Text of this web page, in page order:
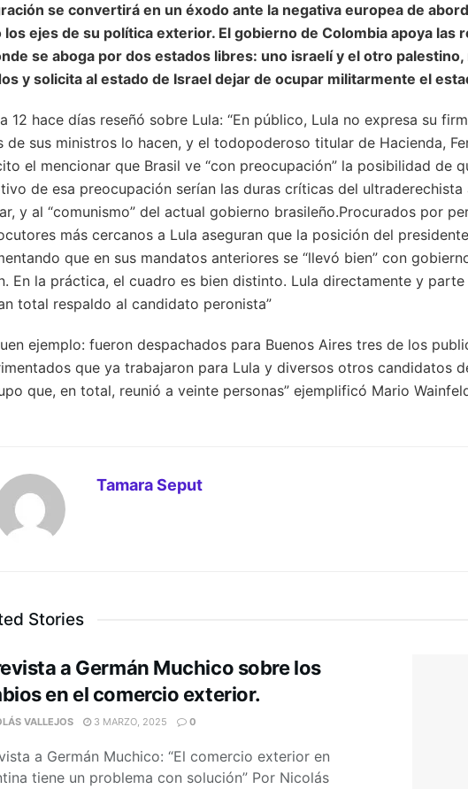
se convertirá en un éxodo ante la negativa europea de
los ejes de su política exterior. El gobierno de Colombia apoya las
se aboga por dos estados libres: uno israelí y el otro
y solicita al estado de Israel dejar de ocupar militarmente el
12 hace días reseñó sobre Lula: “En público, Lula no expresa su
de sus ministros lo hacen, y el todopoderoso titular de Hacienda,
el mencionar que Brasil ve “con preocupación” la posibilidad de
de esa preocupación serían las duras críticas del
y al “comunismo” del actual gobierno brasileño.Procurados por
más cercanos a Lula aseguran que la posición del
que en sus mandatos anteriores se “llevó bien” con
En la práctica, el cuadro es bien distinto. Lula directamente y
total respaldo al candidato peronista”
ejemplo: fueron despachados para Buenos Aires tres de los
que ya trabajaron para Lula y diversos otros candidatos
que, en total, reunió a veinte personas” ejemplificó Mario
Tamara Seput
Stories
a Germán Muchico sobre los
en el comercio exterior.
VALLEJOS 3 MARZO, 2025 0
a Germán Muchico: “El comercio exterior en
tiene un problema con solución” Por Nicolás